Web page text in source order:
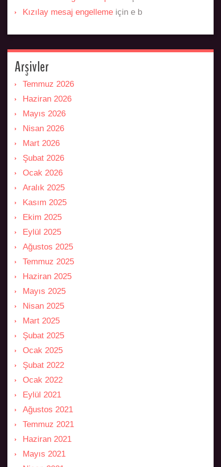
Kızılay mesaj engelleme için e b
Arşivler
Temmuz 2026
Haziran 2026
Mayıs 2026
Nisan 2026
Mart 2026
Şubat 2026
Ocak 2026
Aralık 2025
Kasım 2025
Ekim 2025
Eylül 2025
Ağustos 2025
Temmuz 2025
Haziran 2025
Mayıs 2025
Nisan 2025
Mart 2025
Şubat 2025
Ocak 2025
Şubat 2022
Ocak 2022
Eylül 2021
Ağustos 2021
Temmuz 2021
Haziran 2021
Mayıs 2021